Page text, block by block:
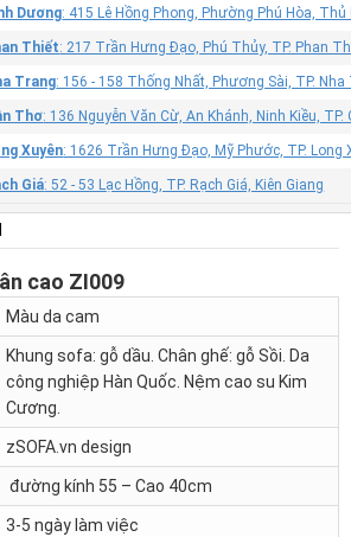
Dương: 415 Lê Hồng Phong, Phường Phú Hòa,
Thiết: 217 Trần Hưng Đạo, Phú Thủy, TP. Phan
Trang: 156 - 158 Thống Nhất, Phương Sài, TP.
Thơ: 136 Nguyễn Văn Cừ, An Khánh, Ninh Kiều,
Xuyên: 1626 Trần Hưng Đạo, Mỹ Phước, TP. Long
Giá: 52 - 53 Lạc Hồng, TP. Rạch Giá, Kiên Giang
cao ZI009
Màu da cam
Khung sofa: gỗ dầu. Chân ghế: gỗ Sồi. Da
công nghiệp Hàn Quốc. Nệm cao su Kim
Cương.
zSOFA.vn design
đường kính 55 – Cao 40cm
3-5 ngày làm việc